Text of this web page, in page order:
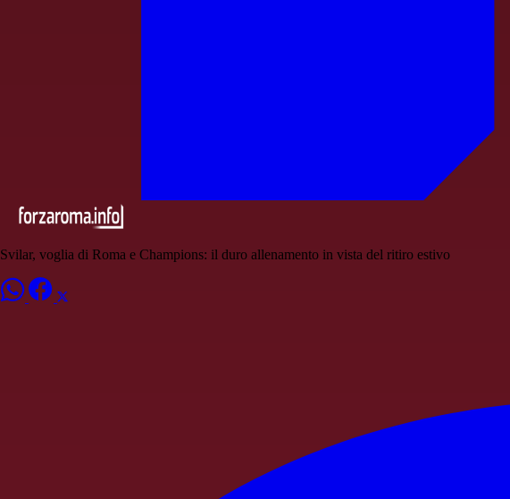
Svilar, voglia di Roma e Champions: il duro allenamento in vista del ritiro estivo